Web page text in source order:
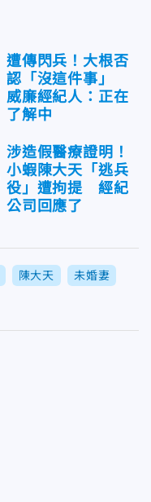
遭傳閃兵！大根否
認「沒這件事」
威廉經紀人：正在
了解中
涉造假醫療證明！
小蝦陳大天「逃兵
役」遭拘提 經紀
公司回應了
陳大天 未婚妻